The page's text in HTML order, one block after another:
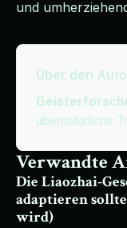
und
Über den
übernatürliche
Verwandte
Die Liaozhai-
adaptieren
wird)